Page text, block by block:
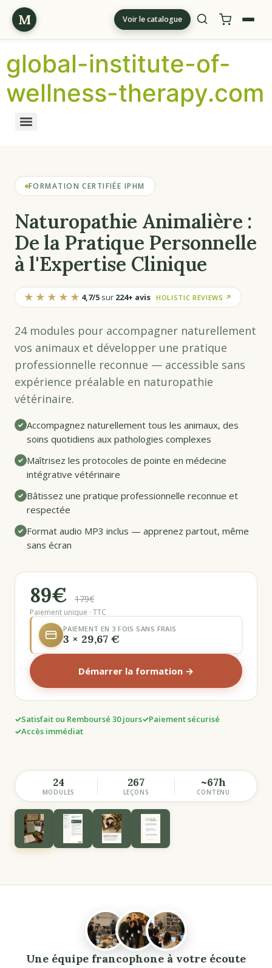
M Voir le catalogue
global-institute-of-
wellness-therapy.com
FORMATION CERTIFIÉE IPHM
Naturopathie Animalière :
De la Pratique Personnelle
à l'Expertise Clinique
★★★★★ 4,7/5 sur 224+ avis HOLISTIC REVIEWS ↗
24 modules pour accompagner naturellement
vos animaux et développer une pratique
professionnelle reconnue — accessible sans
expérience préalable en naturopathie
vétérinaire.
Accompagnez naturellement tous les animaux, des
soins quotidiens aux pathologies complexes
Maîtrisez les protocoles de pointe en médecine
intégrative vétérinaire
Bâtissez une pratique professionnelle reconnue et
respectée
Format audio MP3 inclus — apprenez partout, même
sans écran
89€ 179€
Paiement unique · TTC
PAIEMENT EN 3 FOIS SANS FRAIS
3 × 29,67 €
Démarrer la formation →
Satisfait ou Remboursé 30 jours
Paiement sécurisé
Accès immédiat
24
MODULES
267
LEÇONS
~67h
CONTENU
Une équipe francophone à votre écoute